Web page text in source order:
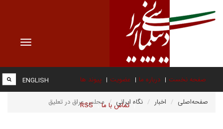
Toggle
صفحه نخست درباره ما عضویت پیوند ها
تماس با ما RSS
ENGLISH
صفحه‌اصلی اخبار نگاه ایرانی مجلس عراق در تعلیق